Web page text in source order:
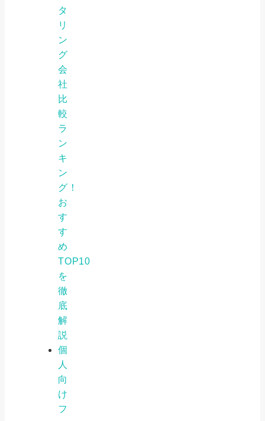
タ
リ
ン
グ
会
社
比
較
ラ
ン
キ
ン
グ！
お
す
す
め
TOP10
を
徹
底
解
説
個
人
向
け
フ